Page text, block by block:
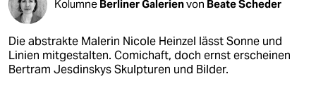
Kolumne Berliner Galerienvon Beate Scheder
Die abstrakte Malerin Nicole Heinzel lässt Sonne und
Linien mitgestalten. Comichaft, doch ernst erscheinen
Bertram Jesdinskys Skulpturen und Bilder.